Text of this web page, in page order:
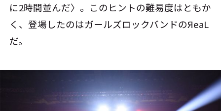
に2時間並んだ〉。このヒントの難易度はともか
く、登場したのはガールズロックバンドのЯeaL
だ。